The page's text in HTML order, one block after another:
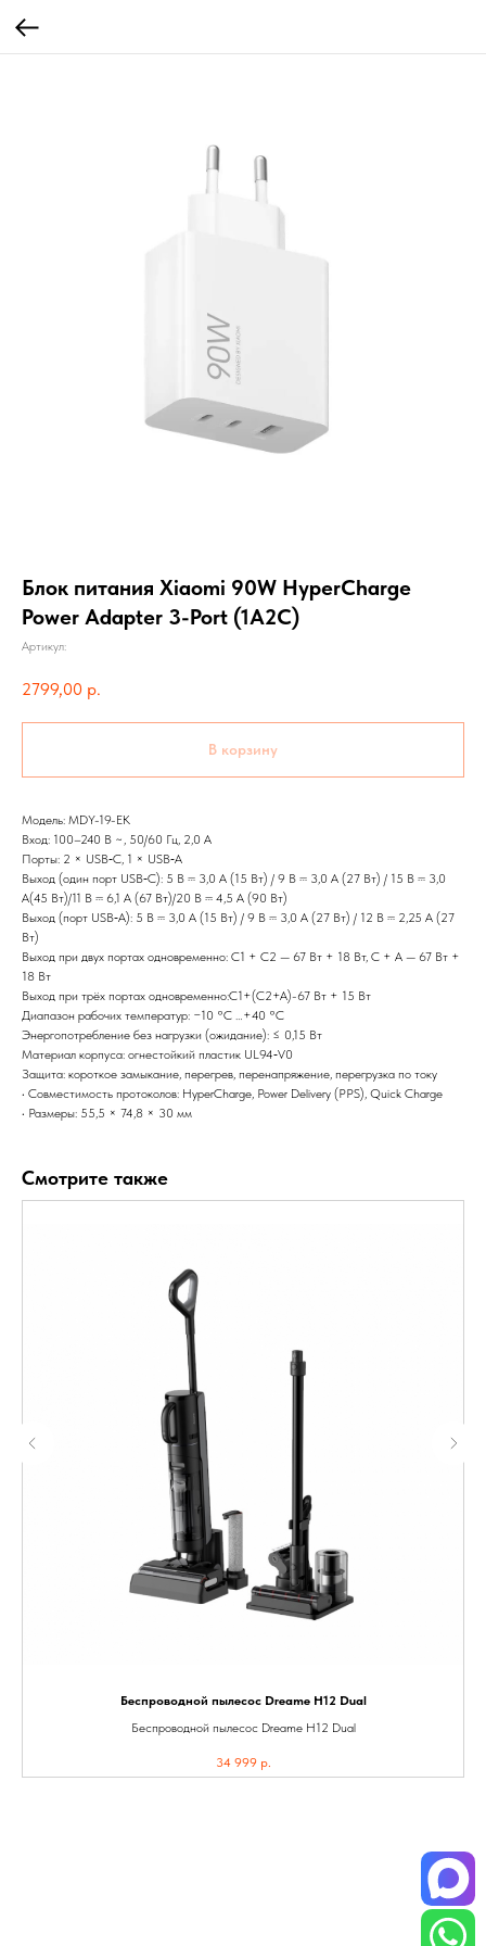
Блок питания Xiaomi 90W HyperCharge
Power Adapter 3-Port (1A2C)
Артикул:
2799,00 р.
В корзину
Модель: MDY-19-EK
Вход: 100–240 В ~, 50/60 Гц, 2,0 А
Порты: 2 × USB‑C, 1 × USB‑A
Выход (один порт USB‑C): 5 В ⎓ 3,0 А (15 Вт) / 9 В ⎓ 3,0 А (27 Вт) / 15 В ⎓ 3,0
А(45 Вт)/11 В ⎓ 6,1 А (67 Вт)/20 В ⎓ 4,5 А (90 Вт)
Выход (порт USB‑A): 5 В ⎓ 3,0 А (15 Вт) / 9 В ⎓ 3,0 А (27 Вт) / 12 В ⎓ 2,25 А (27
Вт)
Выход при двух портах одновременно: C1 + C2 — 67 Вт + 18 Вт, C + A — 67 Вт +
18 Вт
Выход при трёх портах одновременно:C1+(C2+A)-67 Вт + 15 Вт
Диапазон рабочих температур: −10 °C …+40 °C
Энергопотребление без нагрузки (ожидание): ≤ 0,15 Вт
Материал корпуса: огнестойкий пластик UL94‑V0
Защита: короткое замыкание, перегрев, перенапряжение, перегрузка по току
• Совместимость протоколов: HyperCharge, Power Delivery (PPS), Quick Charge
• Размеры: 55,5 × 74,8 × 30 мм
Смотрите также
Беспроводной пылесос Dreame H12 Dual
Беспроводной пылесос Dreame H12 Dual
34 999 р.